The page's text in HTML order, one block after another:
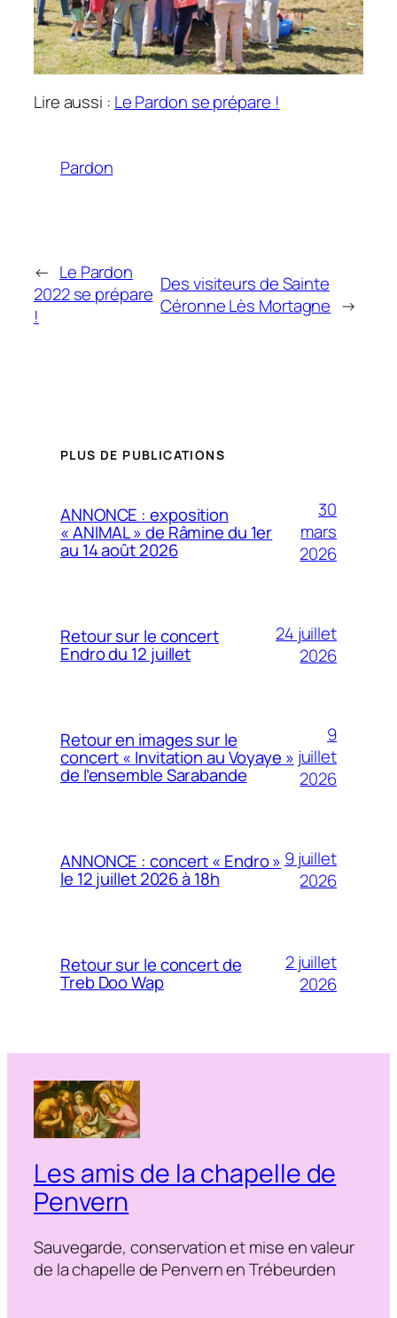
Lire aussi : Le Pardon se prépare !
Pardon
← Le Pardon
2022 se prépare
!
Des visiteurs de Sainte
Céronne Lès Mortagne →
PLUS DE PUBLICATIONS
ANNONCE : exposition
« ANIMAL » de Râmine du 1er
au 14 août 2026
30
mars
2026
Retour sur le concert
Endro du 12 juillet
24 juillet
2026
Retour en images sur le
concert « Invitation au Voyaye »
de l’ensemble Sarabande
9
juillet
2026
ANNONCE : concert « Endro »
le 12 juillet 2026 à 18h
9 juillet
2026
Retour sur le concert de
Treb Doo Wap
2 juillet
2026
Les amis de la chapelle de
Penvern
Sauvegarde, conservation et mise en valeur
de la chapelle de Penvern en Trébeurden